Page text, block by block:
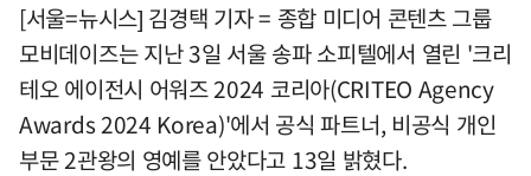
[서울=뉴시스] 김경택 기자 = 종합 미디어 콘텐츠 그룹
모비데이즈는 지난 3일 서울 송파 소피텔에서 열린 '크리
테오 에이전시 어워즈 2024 코리아(CRITEO Agency
Awards 2024 Korea)'에서 공식 파트너, 비공식 개인
부문 2관왕의 영예를 안았다고 13일 밝혔다.